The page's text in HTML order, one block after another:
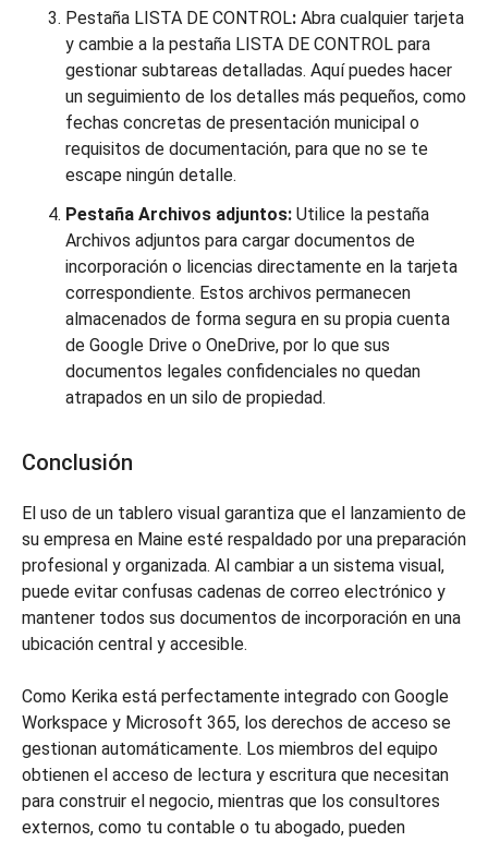
Pestaña LISTA DE CONTROL: Abra cualquier tarjeta
y cambie a la pestaña LISTA DE CONTROL para
gestionar subtareas detalladas. Aquí puedes hacer
un seguimiento de los detalles más pequeños, como
fechas concretas de presentación municipal o
requisitos de documentación, para que no se te
escape ningún detalle.
Pestaña Archivos adjuntos: Utilice la pestaña
Archivos adjuntos para cargar documentos de
incorporación o licencias directamente en la tarjeta
correspondiente. Estos archivos permanecen
almacenados de forma segura en su propia cuenta
de Google Drive o OneDrive, por lo que sus
documentos legales confidenciales no quedan
atrapados en un silo de propiedad.
Conclusión
El uso de un tablero visual garantiza que el lanzamiento de
su empresa en Maine esté respaldado por una preparación
profesional y organizada. Al cambiar a un sistema visual,
puede evitar confusas cadenas de correo electrónico y
mantener todos sus documentos de incorporación en una
ubicación central y accesible.
Como Kerika está perfectamente integrado con Google
Workspace y Microsoft 365, los derechos de acceso se
gestionan automáticamente. Los miembros del equipo
obtienen el acceso de lectura y escritura que necesitan
para construir el negocio, mientras que los consultores
externos, como tu contable o tu abogado, pueden